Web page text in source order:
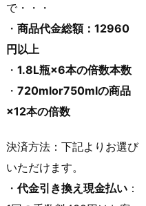
で・・・
・ 商品代金総額：12960
円以上
・ 1.8L瓶×6本の倍数本数
・ 720mlor750mlの商品
×12本の倍数
決済方法：下記よりお選び
いただけます。
・ 代金引き換え現金払い ：